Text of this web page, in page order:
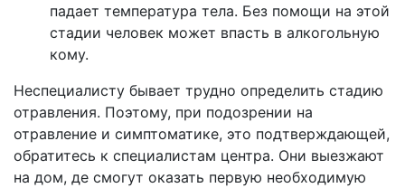
падает температура тела. Без помощи на этой
стадии человек может впасть в алкогольную
кому.
Неспециалисту бывает трудно определить стадию
отравления. Поэтому, при подозрении на
отравление и симптоматике, это подтверждающей,
обратитесь к специалистам центра. Они выезжают
на дом, де смогут оказать первую необходимую